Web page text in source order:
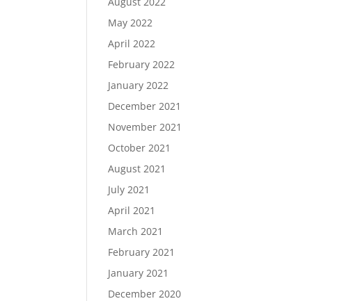
May 2022
April 2022
February 2022
January 2022
December 2021
November 2021
October 2021
August 2021
July 2021
April 2021
March 2021
February 2021
January 2021
December 2020